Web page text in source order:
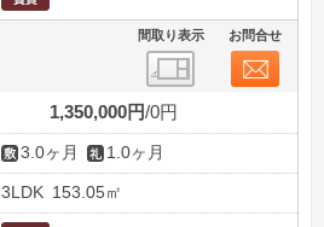
間取り表示 お問合せ
1,350,000円 0円
3.0ヶ月 1.0ヶ月
3LDK 153.05㎡